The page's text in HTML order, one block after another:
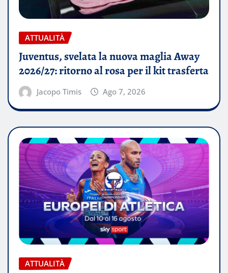
ATTUALITÀ
Juventus, svelata la nuova maglia Away
2026/27: ritorno al rosa per il kit trasferta
Jacopo Timis Ago 7, 2026
ATTUALITÀ